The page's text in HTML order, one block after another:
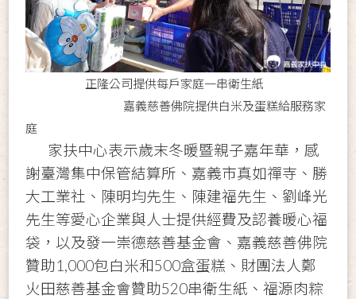
正隆公司提供每戶家庭一串衛生紙
嘉義慈善佛院提供白米及蛋糕給服務家
庭
家扶中心表示歲末冬暖暨親子嘉年華，感
謝臺灣集中保管結算所、嘉義市真如禪寺、勝
大工業社、陳明均先生、陳建福先生、劉峰光
先生等愛心企業與人士提供經費及認養暖心福
袋，以及發一崇德慈善基金會、嘉義慈善佛院
贊助1,000包白米和500盒蛋糕、財團法人鄭
火田慈善基金會贊助520串衛生紙、福源肉粽